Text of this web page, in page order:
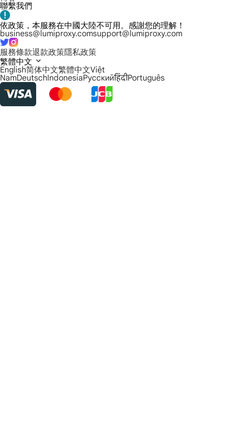
聯繫我們
依政策，本服務在中國大陸不可用。感謝您的理解！
business@lumiproxy.comsupport@lumiproxy.com
服務條款退款政策隱私政策
繁體中文
English简体中文繁體中文Việt
NamDeutschIndonesiaРусскийहिंदीPortuguês